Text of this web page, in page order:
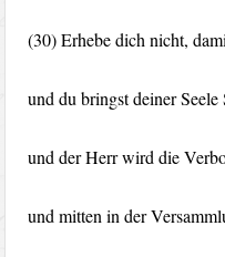
(30) Erhebe dich nicht,
und du bringst deiner Seele
und der Herr wird die
und mitten in der